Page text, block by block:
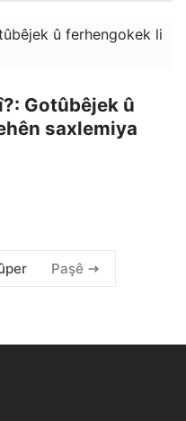
Gotûbêjek û
saxlemiya
Paşê